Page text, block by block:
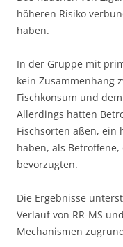
höheren Risiko
haben.
In der Gruppe mit
kein Zusammenhang
Fischkonsum und
Allerdings hatten
Fischsorten aßen, ein
haben, als
bevorzugten.
Die Ergebnisse
Verlauf von RR-MS
Mechanismen